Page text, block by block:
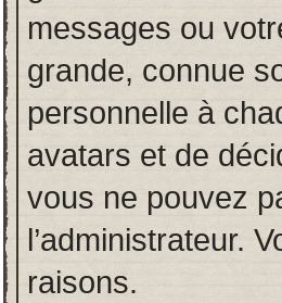
messages ou
grande, connue
personnelle à
avatars et de
vous ne pouvez
l’administrateur.
raisons.